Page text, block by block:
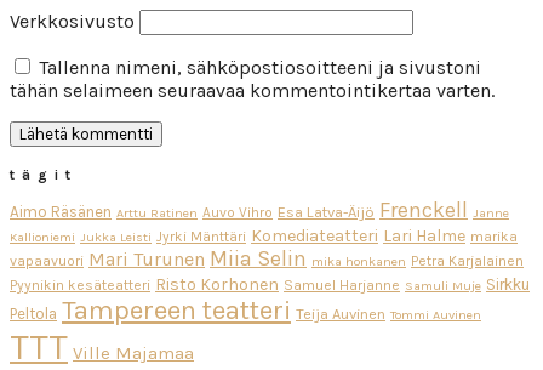
Verkkosivusto
Tallenna nimeni, sähköpostiosoitteeni ja sivustoni
tähän selaimeen seuraavaa kommentointikertaa varten.
tägit
Aimo Räsänen Arttu Ratinen Auvo Vihro Esa Latva-Äijö Frenckell
Janne
Kallioniemi Jukka Leisti Jyrki Mänttäri Komediateatteri Lari Halme marika
vapaavuori Mari Turunen Miia Selin mika honkanen Petra Karjalainen
Pyynikin kesäteatteri Risto Korhonen Samuel Harjanne Samuli Muje Sirkku
Peltola Tampereen teatteri Teija Auvinen Tommi Auvinen
TTT Ville Majamaa